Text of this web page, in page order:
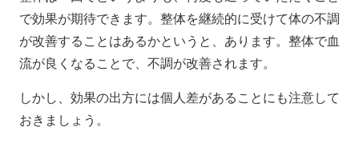
で効果が期待できます。整体を継続的に受けて体の不調
が改善することはあるかというと、あります。整体で血
流が良くなることで、不調が改善されます。
しかし、効果の出方には個人差があることにも注意して
おきましょう。